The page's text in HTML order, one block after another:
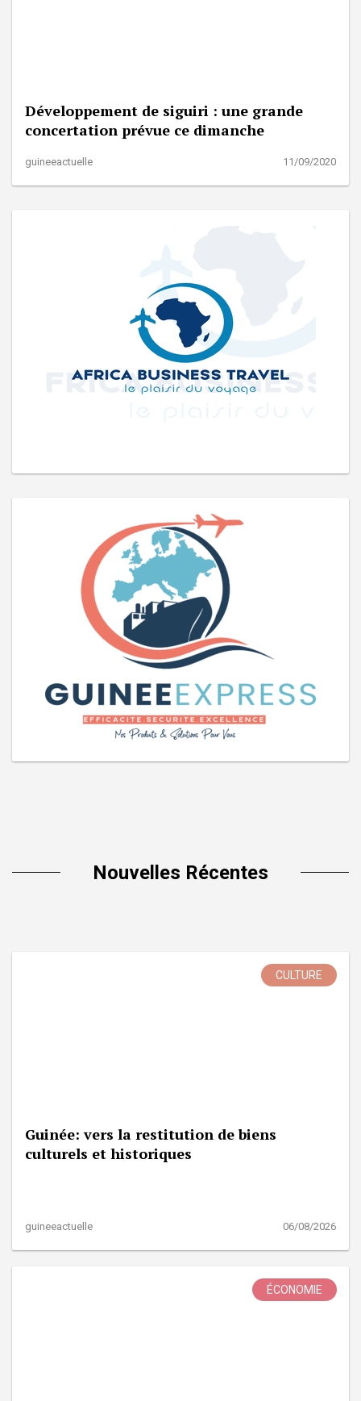
Développement de siguiri : une grande
concertation prévue ce dimanche
guineeactuelle 11/09/2020
Nouvelles Récentes
CULTURE
Guinée: vers la restitution de biens
culturels et historiques
guineeactuelle 06/08/2026
ÉCONOMIE